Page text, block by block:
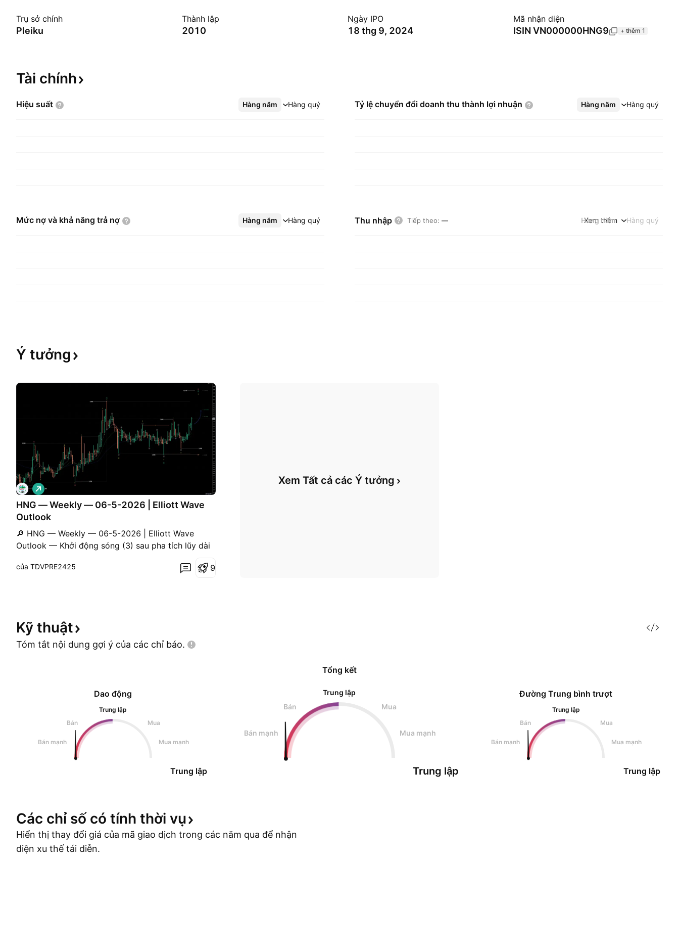
Trụ sở chính
Pleiku
Thành lập
2010
Ngày IPO
18 thg 9, 2024
Mã nhận diện
ISIN VN000000HNG9 + thêm 1
Tài chính
Hiệu suất Hàng năm Hàng quý
Xem thêm Tỷ lệ chuyển đổi doanh thu thành lợi nhuận Hàng năm Hàng quý
Xem thêm
Mức nợ và khả năng trả nợ Hàng năm Hàng quý
Xem thêm Thu nhập Tiếp theo: — Hàng năm Hàng quý
Xem thêm
Ý tưởng
HNG — Weekly — 06-5-2026 | Elliott Wave
Outlook
🔎 HNG — Weekly — 06-5-2026 | Elliott Wave
Outlook — Khởi động sóng (3) sau pha tích lũy dài
của sóng 3 đỏ tại vùng 9,400 và bước vào pha
G
i
á
l
ê
của TDVPRE2425 9
Xem Tất cả các Ý tưởng
Kỹ thuật
Tóm tắt nội dung gợi ý của các chỉ báo.
Dao động
Trung lập
Bán
Mua
Bán mạnh Mua mạnh
Trung lập
Tổng kết
Trung lập
Bán
Mua
Bán mạnh Mua mạnh
Trung lập
Đường Trung bình trượt
Trung lập
Bán
Mua
Bán mạnh Mua mạnh
Trung lập
Các chỉ số có tính thời vụ
Hiển thị thay đổi giá của mã giao dịch trong các năm qua để nhận
diện xu thế tái diễn.